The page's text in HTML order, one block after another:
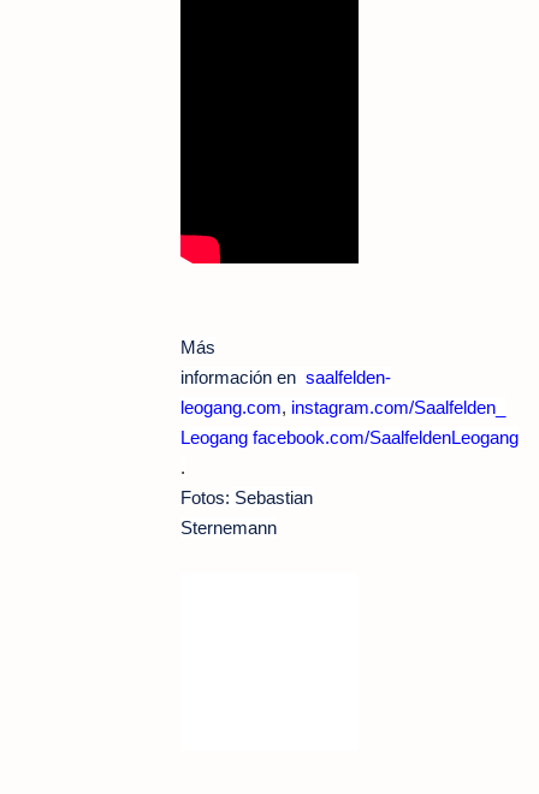
Más
información en saalfelden-
leogang.com, instagram.com/Saalfelden_
Leogang facebook.com/SaalfeldenLeogang
.
Fotos: Sebastian
Sternemann